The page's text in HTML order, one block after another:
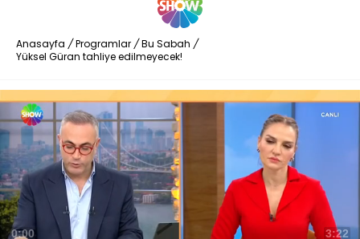
Anasayfa / Programlar / Bu Sabah /
Yüksel Güran tahliye edilmeyecek!